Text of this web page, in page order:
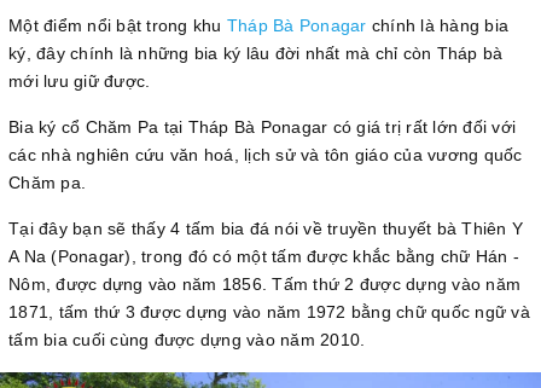
Một điểm nổi bật trong khu Tháp Bà Ponagar chính là hàng bia
ký, đây chính là những bia ký lâu đời nhất mà chỉ còn Tháp bà
mới lưu giữ được.
Bia ký cổ Chăm Pa tại Tháp Bà Ponagar có giá trị rất lớn đối với
các nhà nghiên cứu văn hoá, lịch sử và tôn giáo của vương quốc
Chăm pa.
Tại đây bạn sẽ thấy 4 tấm bia đá nói về truyền thuyết bà Thiên Y
A Na (Ponagar), trong đó có một tấm được khắc bằng chữ Hán -
Nôm, được dựng vào năm 1856. Tấm thứ 2 được dựng vào năm
1871, tấm thứ 3 được dựng vào năm 1972 bằng chữ quốc ngữ và
tấm bia cuối cùng được dựng vào năm 2010.